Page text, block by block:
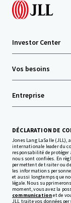
Investor Center
Vos besoins
Entreprise
DÉCLARATION DE
Jones Lang LaSalle
internationale leader du
responsabilité de
nous sont confiées. En
permettent de traiter ou
les informations
et aussi longtemps que
légale. Nous
moment, vous avez la
communicationet de
JLL traite vos données